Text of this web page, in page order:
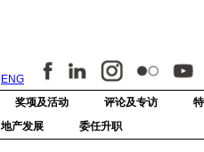
ENG
奖项及活动 评论及专访
地产发展 委任升职